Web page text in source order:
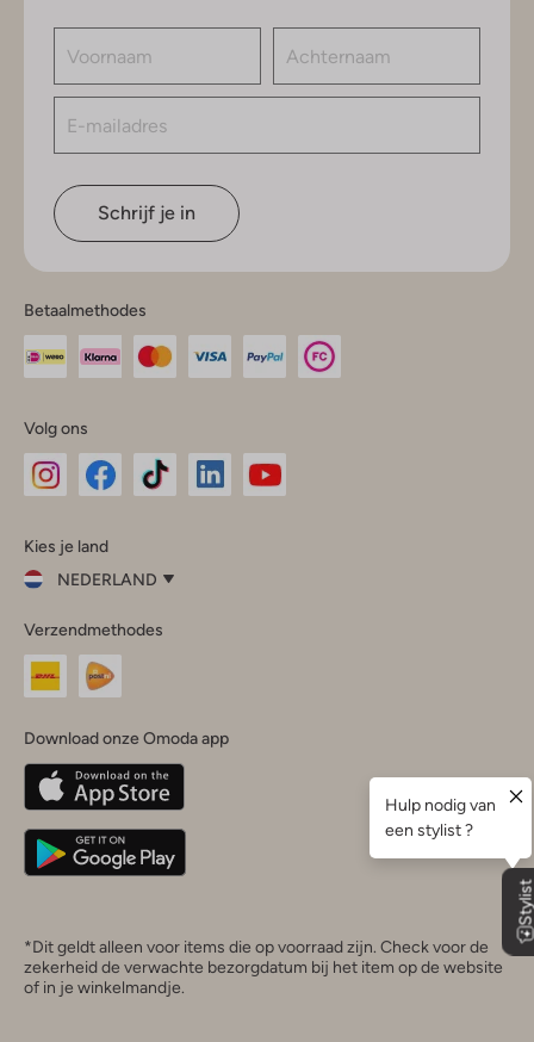
Schrijf je in
Betaalmethodes
Volg ons
InstagramFacebook
Kies je land
NEDERLAND
je
land
Nederland
Belgique(Français)
Deutschland
Verzendmethodes
Download onze Omoda app
*Dit geldt alleen voor items die op voorraad zijn. Check voor de
zekerheid de verwachte bezorgdatum bij het item op de website
of in je winkelmandje.